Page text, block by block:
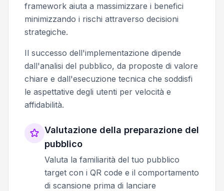
framework aiuta a massimizzare i benefici
minimizzando i rischi attraverso decisioni
strategiche.
Il successo dell'implementazione dipende
dall'analisi del pubblico, da proposte di valore
chiare e dall'esecuzione tecnica che soddisfi
le aspettative degli utenti per velocità e
affidabilità.
Valutazione della preparazione del
pubblico
Valuta la familiarità del tuo pubblico
target con i QR code e il comportamento
di scansione prima di lanciare